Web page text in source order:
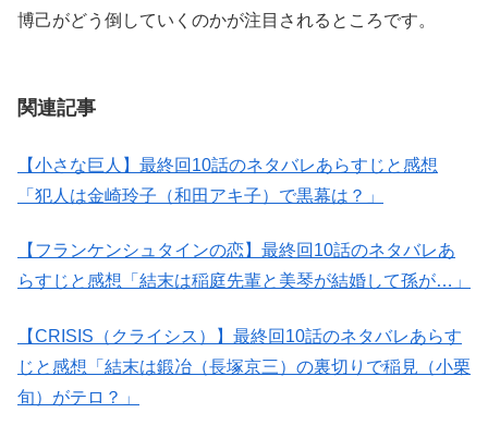
博己がどう倒していくのかが注目されるところです。
関連記事
【小さな巨人】最終回10話のネタバレあらすじと感想
「犯人は金崎玲子（和田アキ子）で黒幕は？」
【フランケンシュタインの恋】最終回10話のネタバレあ
らすじと感想「結末は稲庭先輩と美琴が結婚して孫が…」
【CRISIS（クライシス）】最終回10話のネタバレあらす
じと感想「結末は鍛冶（長塚京三）の裏切りで稲見（小栗
旬）がテロ？」